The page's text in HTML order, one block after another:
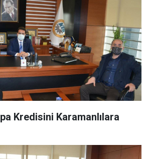
Kredisini Karamanlılara